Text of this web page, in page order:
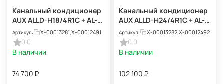
Канальный кондиционер
AUX ALLD-H18/4R1C + AL-
H18/4R1C(U)
Артикул: X-00013281,X-00012491
0.0
В наличии
74 700 ₽
Канальный кондиционер
AUX ALLD-H24/4R1C + AL-
H24/4R1C(U)
Артикул: X-00013282,X-00012492
0.0
В наличии
102 100 ₽